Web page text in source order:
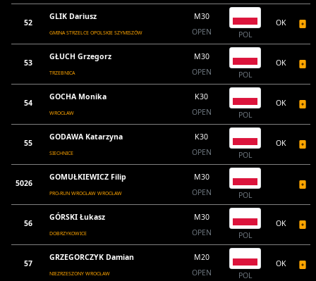
52
GLIK Dariusz
GMINA STRZELCE OPOLSKIE SZYMISZÓW
M30
OPEN
POL
OK
53
GŁUCH Grzegorz
TRZEBNICA
M30
OPEN
POL
OK
54
GOCHA Monika
WROCŁAW
K30
OPEN
POL
OK
55
GODAWA Katarzyna
SIECHNICE
K30
OPEN
POL
OK
5026
GOMUŁKIEWICZ Filip
PRO-RUN WROCŁAW WROCŁAW
M30
OPEN
POL
56
GÓRSKI Łukasz
DOBRZYKOWICE
M30
OPEN
POL
OK
57
GRZEGORCZYK Damian
NIEZRZESZONY WROCŁAW
M20
OPEN
POL
OK